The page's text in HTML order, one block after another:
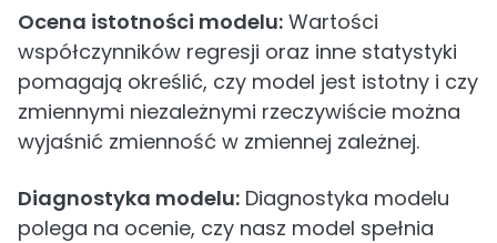
Ocena istotności modelu: Wartości
współczynników regresji oraz inne statystyki
pomagają określić, czy model jest istotny i czy
zmiennymi niezależnymi rzeczywiście można
wyjaśnić zmienność w zmiennej zależnej.
Diagnostyka modelu: Diagnostyka modelu
polega na ocenie, czy nasz model spełnia